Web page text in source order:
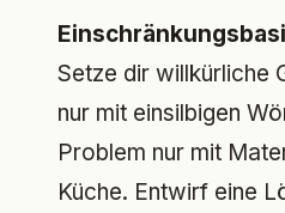
Setze dir willkürliche
nur mit einsilbigen
Problem nur mit
Küche. Entwirf eine